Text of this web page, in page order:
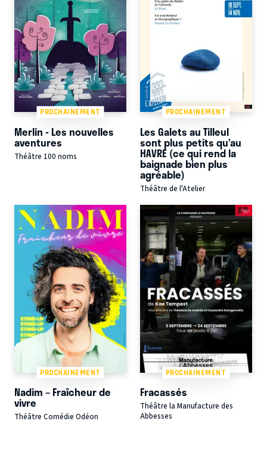
PROCHAINEMENT
Merlin - Les nouvelles
aventures
Théâtre 100 noms
PROCHAINEMENT
Les Galets au Tilleul
sont plus petits qu’au
HAVRE (ce qui rend la
baignade bien plus
agréable)
Théâtre de l'Atelier
PROCHAINEMENT
Nadim – Fraîcheur de
vivre
Théâtre Comédie Odéon
PROCHAINEMENT
Fracassés
Théâtre la Manufacture des
Abbesses